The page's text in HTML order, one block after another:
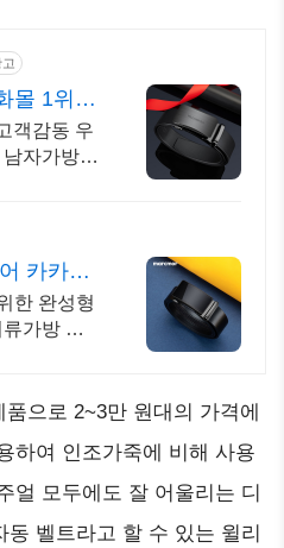
고
몰 1위
인!
객감동 우
자가방쇼
카카오
!
한 완성형
가방 무
으로 2~3만 원대의 가격에
하여 인조가죽에 비해 사용
얼 모두에도 잘 어울리는 디
벨트라고 할 수 있는 윌리